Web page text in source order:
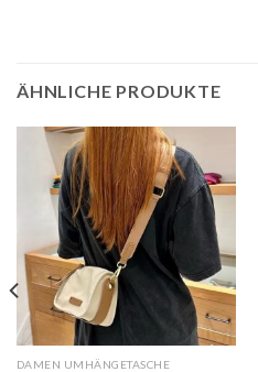
ÄHNLICHE PRODUKTE
DAMEN UMHÄNGETASCHE